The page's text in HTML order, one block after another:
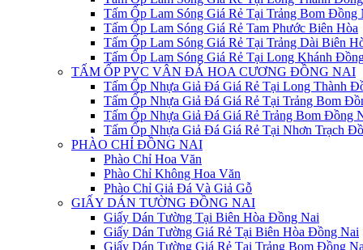
Tấm Ốp Lam Sóng Giá Rẻ Tại Trảng Bom Đồng
Tấm Ốp Lam Sóng Giá Rẻ Tam Phước Biên Hòa
Tấm Ốp Lam Sóng Giá Rẻ Tại Trảng Dài Biên
Tấm Ốp Lam Sóng Giá Rẻ Tại Long Khánh
TẤM ỐP PVC VÂN ĐÁ HOA CƯƠNG ĐỒNG NAI
Tấm Ốp Nhựa Giả Đá Giá Rẻ Tại Long Thành
Tấm Ốp Nhựa Giả Đá Giá Rẻ Tại Trảng Bom
Tấm Ốp Nhựa Giả Đá Giá Rẻ Trảng Bom Đồng
Tấm Ốp Nhựa Giả Đá Giá Rẻ Tại Nhơn Trạch
PHÀO CHỈ ĐỒNG NAI
Phào Chỉ Hoa Văn
Phào Chỉ Không Hoa Văn
Phào Chỉ Giả Đá Và Giả Gỗ
GIẤY DÁN TƯỜNG ĐỒNG NAI
Giấy Dán Tường Tại Biên Hòa Đồng Nai
Giấy Dán Tường Giá Rẻ Tại Biên Hòa Đồng Nai
Giấy Dán Tường Giá Rẻ Tại Trảng Bom Đồng